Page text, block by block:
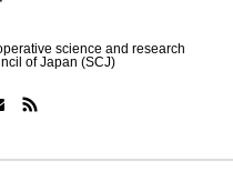
science and research
of Japan (SCJ)